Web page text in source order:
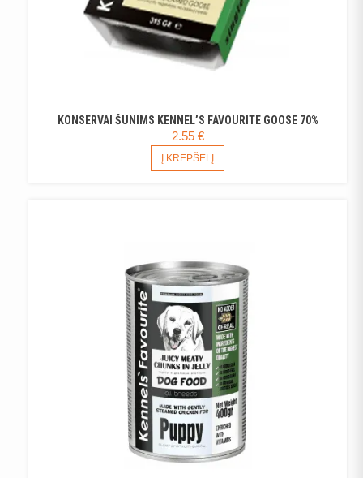
KONSERVAI ŠUNIMS KENNEL’S FAVOURITE GOOSE 70%
2.55 €
Į KREPŠELĮ